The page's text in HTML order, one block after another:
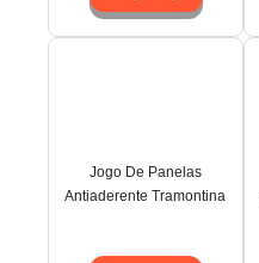
Jogo De Panelas
Antiaderente Tramontina